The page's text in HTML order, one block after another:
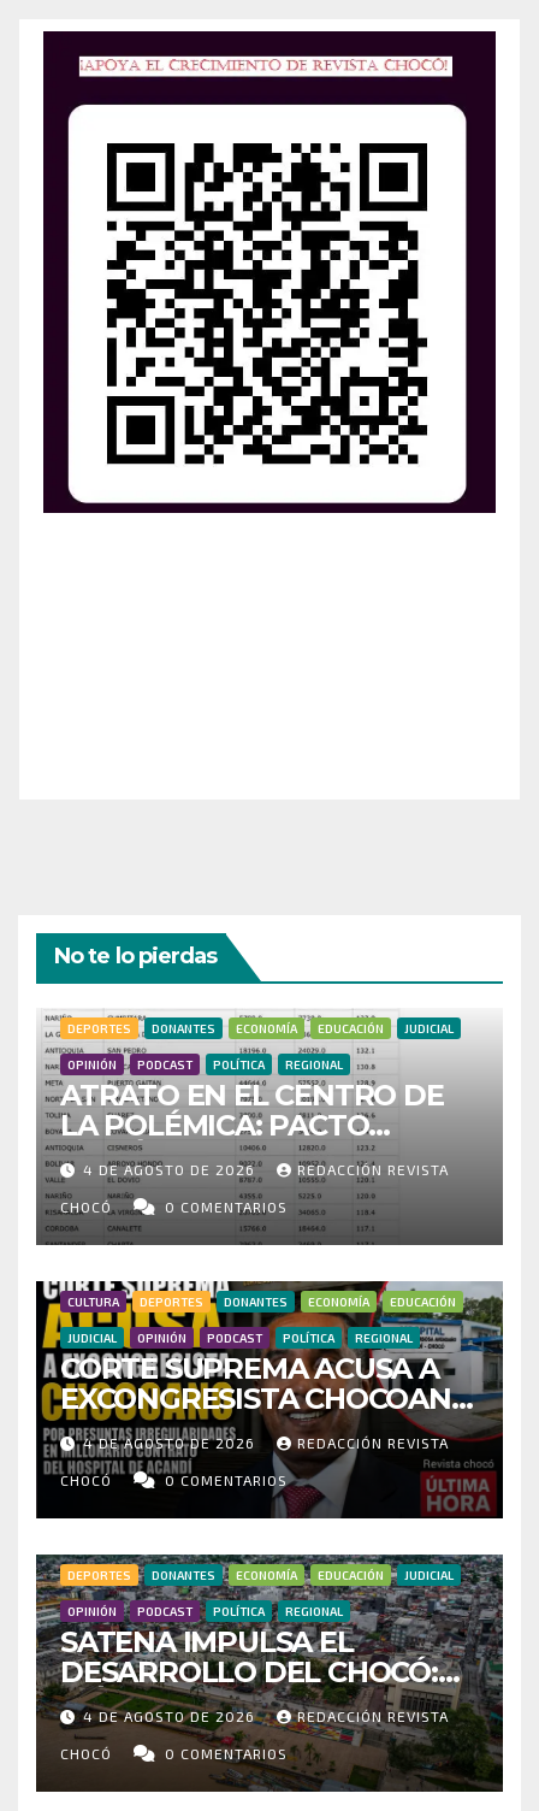
No te lo pierdas
DEPORTES DONANTES ECONOMÍA EDUCACIÓN JUDICIAL
OPINIÓN PODCAST POLÍTICA REGIONAL
ATRATO EN EL CENTRO DE
LA POLÉMICA: PACTO
HISTÓRICO CUESTIONA
CENSO ELECTORAL Y PIDE
INVESTIGAR PRESUNTO
FRAUDE
4 DE AGOSTO DE 2026 REDACCIÓN REVISTA
CHOCÓ 0 COMENTARIOS
CULTURA DEPORTES DONANTES ECONOMÍA EDUCACIÓN
JUDICIAL OPINIÓN PODCAST POLÍTICA REGIONAL
CORTE SUPREMA ACUSA A
EXCONGRESISTA CHOCOANO
POR PRESUNTAS
IRREGULARIDADES EN
MILLONARIO CONTRATO DEL
HOSPITAL DE ACANDÍ
4 DE AGOSTO DE 2026 REDACCIÓN REVISTA
CHOCÓ 0 COMENTARIOS
DEPORTES DONANTES ECONOMÍA EDUCACIÓN JUDICIAL
OPINIÓN PODCAST POLÍTICA REGIONAL
SATENA IMPULSA EL
DESARROLLO DEL CHOCÓ:
MÁS DE 35 MIL PASAJEROS
MOVILIZADOS Y NUEVAS
RUTAS FORTALECEN LA
CONECTIVIDAD
4 DE AGOSTO DE 2026 REDACCIÓN REVISTA
CHOCÓ 0 COMENTARIOS